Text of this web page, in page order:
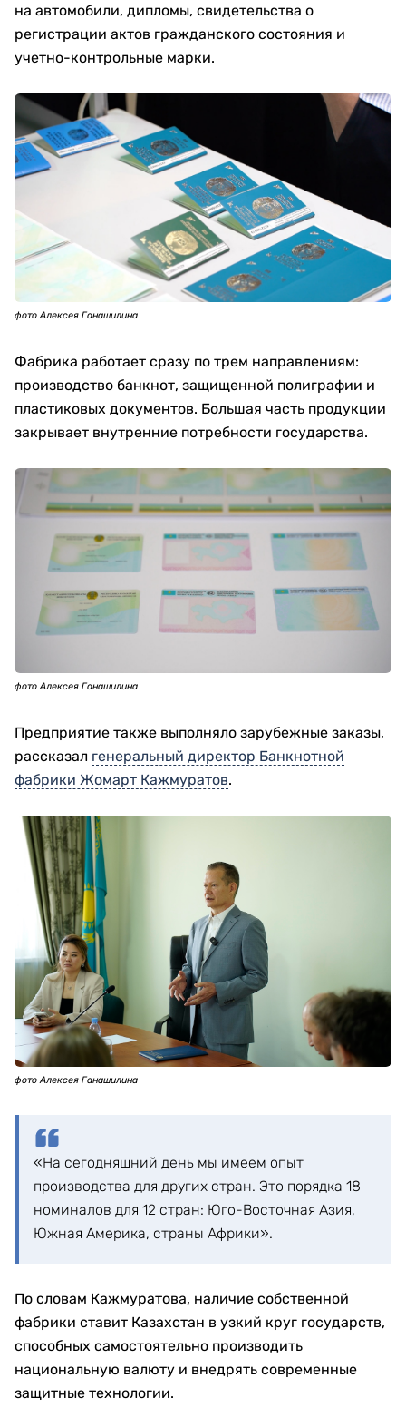
на автомобили, дипломы, свидетельства о
регистрации актов гражданского состояния и
учетно-контрольные марки.
фото Алексея Ганашилина
Фабрика работает сразу по трем направлениям:
производство банкнот, защищенной полиграфии и
пластиковых документов. Большая часть продукции
закрывает внутренние потребности государства.
фото Алексея Ганашилина
Предприятие также выполняло зарубежные заказы,
рассказал генеральный директор Банкнотной
фабрики Жомарт Кажмуратов.
фото Алексея Ганашилина
«На сегодняшний день мы имеем опыт
производства для других стран. Это порядка 18
номиналов для 12 стран: Юго-Восточная Азия,
Южная Америка, страны Африки».
По словам Кажмуратова, наличие собственной
фабрики ставит Казахстан в узкий круг государств,
способных самостоятельно производить
национальную валюту и внедрять современные
защитные технологии.